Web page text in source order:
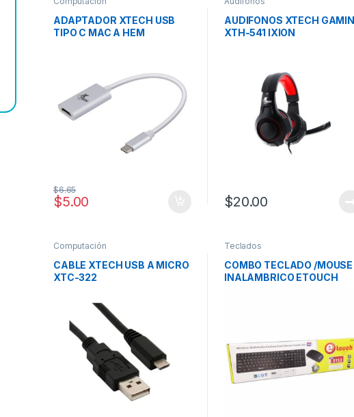
ADAPTADOR XTECH USB
TIPO C MAC A HEM
$5.00
$6.65
AUDIFONOS XTECH
XTH-541 IXION
$20.00
Computación
CABLE XTECH USB A MICRO
XTC-322
Teclados
COMBO TECLADO /MOUSE
INALAMBRICO ETOUCH